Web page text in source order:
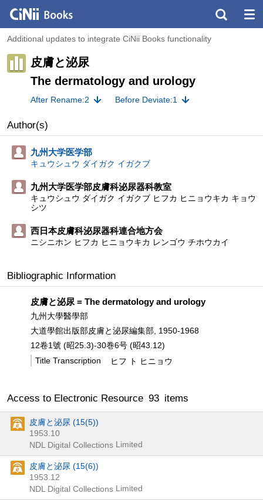
Additional updates to integrate CiNii Books functionality
皮膚と泌尿
The dermatology and urology
After Rename:2 Before Deviate:1
Author(s)
九州大学医学部
キュウシュウ ダイガク イガクブ
九州大学医学部皮膚科泌尿器科教室
キュウシュウ ダイガク イガクブ ヒフカ ヒニョウキカ キョウ
シツ
西日本皮膚科泌尿器科連合地方会
ニシニホン ヒフカ ヒニョウキカ レンゴウ チホウカイ
Bibliographic Information
皮膚と泌尿 = The dermatology and urology
九州大學醫學部
大道學館出版部皮膚と泌尿編集部, 1950-1968
12卷1號 (昭25.3)-30巻6号 (昭43.12)
Title Transcription
ヒフ ト ヒニョウ
Access to Electronic Resource 93 items
皮膚と泌尿 (15(5))
1953.10
NDL Digital Collections Limited
皮膚と泌尿 (15(6))
1953.12
NDL Digital Collections Limited